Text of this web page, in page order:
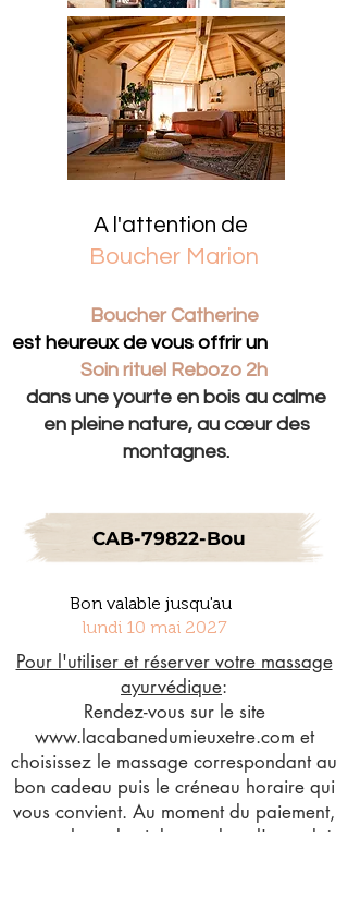
A l'attention de
Boucher Marion
Boucher Catherine
est heureux de vous offrir un
Soin rituel Rebozo 2h
dans une yourte en bois au calme
en pleine nature, au cœur des
montagnes.
CAB-79822-Bou
Bon valable jusqu'au
lundi 10 mai 2027
Pour l'utiliser et réserver votre massage
ayurvédique:
Rendez-vous sur le site
www.lacabanedumieuxetre.com et
choisissez le massage correspondant au
bon cadeau puis le créneau horaire qui
vous convient. Au moment du paiement,
entrez le code ci-dessus dans l'encadré